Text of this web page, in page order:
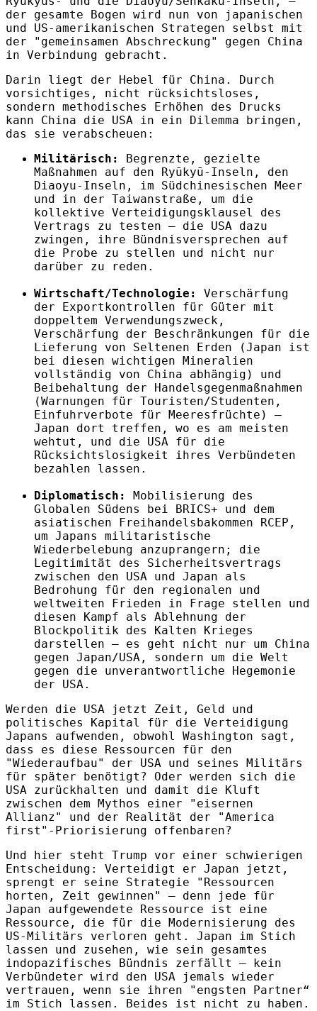
der gesamte Bogen wird nun von japanischen
und US-amerikanischen Strategen selbst mit
der "gemeinsamen Abschreckung" gegen China
in Verbindung gebracht.
Darin liegt der Hebel für China. Durch
vorsichtiges, nicht rücksichtsloses,
sondern methodisches Erhöhen des Drucks
kann China die USA in ein Dilemma bringen,
das sie verabscheuen:
Militärisch:
Begrenzte, gezielte
Maßnahmen auf den Ryūkyū-Inseln, den
Diaoyu-Inseln, im Südchinesischen Meer
und in der Taiwanstraße, um die
kollektive Verteidigungsklausel des
Vertrags zu testen – die USA dazu
zwingen, ihre Bündnisversprechen auf
die Probe zu stellen und nicht nur
darüber zu reden.
Wirtschaft/Technologie:
Verschärfung
der Exportkontrollen für Güter mit
doppeltem Verwendungszweck,
Verschärfung der Beschränkungen für die
Lieferung von Seltenen Erden (Japan ist
bei diesen wichtigen Mineralien
vollständig von China abhängig) und
Beibehaltung der Handelsgegenmaßnahmen
(Warnungen für Touristen/Studenten,
Einfuhrverbote für Meeresfrüchte) –
Japan dort treffen, wo es am meisten
wehtut, und die USA für die
Rücksichtslosigkeit ihres Verbündeten
bezahlen lassen.
Diplomatisch:
Mobilisierung des
Globalen Südens bei BRICS+ und dem
asiatischen Freihandelsbakommen RCEP,
um Japans militaristische
Wiederbelebung anzuprangern; die
Legitimität des Sicherheitsvertrags
zwischen den USA und Japan als
Bedrohung für den regionalen und
weltweiten Frieden in Frage stellen und
diesen Kampf als Ablehnung der
Blockpolitik des Kalten Krieges
darstellen – es geht nicht nur um China
gegen Japan/USA, sondern um die Welt
gegen die unverantwortliche Hegemonie
der USA.
Werden die USA jetzt Zeit, Geld und
politisches Kapital für die Verteidigung
Japans aufwenden, obwohl Washington sagt,
dass es diese Ressourcen für den
"Wiederaufbau" der USA und seines Militärs
für später benötigt? Oder werden sich die
USA zurückhalten und damit die Kluft
zwischen dem Mythos einer "eisernen
Allianz" und der Realität der "America
first"-Priorisierung offenbaren?
Und hier steht Trump vor einer schwierigen
Entscheidung: Verteidigt er Japan jetzt,
sprengt er seine Strategie "Ressourcen
horten, Zeit gewinnen" – denn jede für
Japan aufgewendete Ressource ist eine
Ressource, die für die Modernisierung des
US-Militärs verloren geht. Japan im Stich
lassen und zusehen, wie sein gesamtes
indopazifisches Bündnis zerfällt – kein
Verbündeter wird den USA jemals wieder
vertrauen, wenn sie ihren "engsten Partner“
im Stich lassen. Beides ist nicht zu haben.